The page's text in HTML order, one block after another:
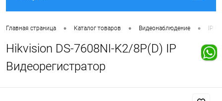
Главная страница • Каталог товаров • Видеонаблюдение • IP
Hikvision DS-7608NI-K2/8P(D) IP
Видеорегистратор